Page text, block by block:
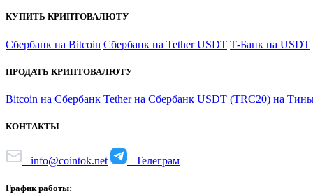
КУПИТЬ КРИПТОВАЛЮТУ
Сбербанк на Bitcoin Сбербанк на Tether USDT Т-Банк на USDT
ПРОДАТЬ КРИПТОВАЛЮТУ
Bitcoin на Сбербанк Tether на Сбербанк USDT (TRC20) на
КОНТАКТЫ
info@cointok.net Телеграм
График работы: